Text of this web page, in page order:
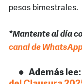
pesos bimestrales.
*Mantente al día
canal de
Además lee: